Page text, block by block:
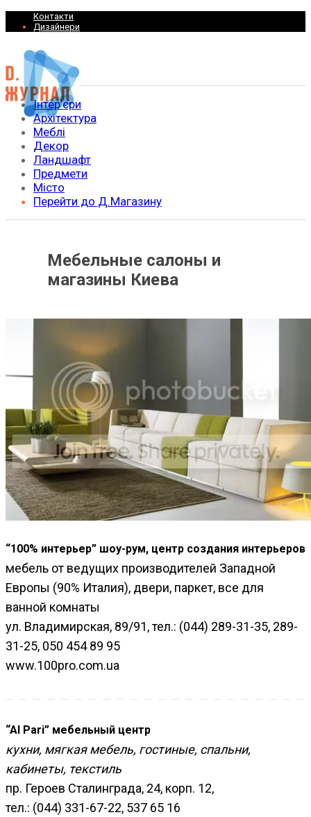
Контакти
Дизайнери
Інтер’єри
Архітектура
Меблі
Декор
Ландшафт
Предмети
Місто
Перейти до Д.Магазину
Мебельные салоны и
магазины Киева
“100% интерьер” шоу-рум, центр создания интерьеров
мебель от ведущих производителей Западной
Европы (90% Италия), двери, паркет, все для
ванной комнаты
ул. Владимирская, 89/91, тел.: (044) 289-31-35, 289-
31-25, 050 454 89 95
www.100pro.com.ua
“Al Pari” мебельный центр
кухни, мягкая мебель, гостиные, спальни,
кабинеты, текстиль
пр. Героев Сталинграда, 24, корп. 12,
тел.: (044) 331-67-22, 537 65 16